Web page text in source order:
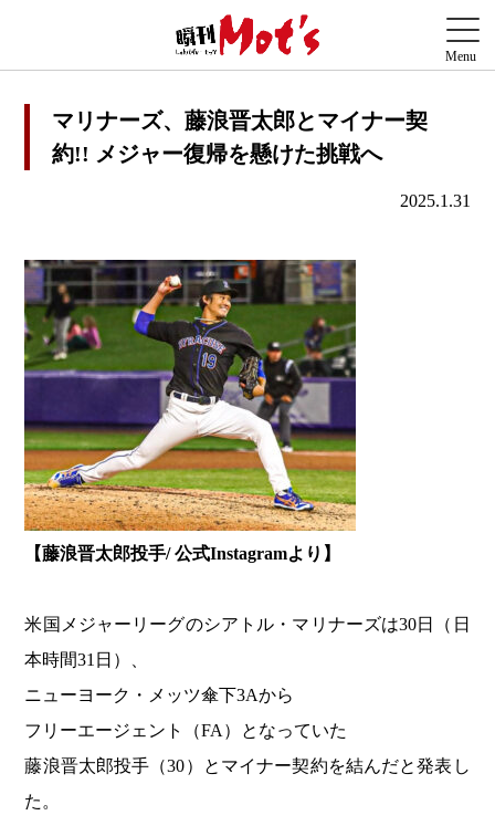
マリナーズ、藤浪晋太郎とマイナー契
約!! メジャー復帰を懸けた挑戦へ
2025.1.31
【藤浪晋太郎投手/ 公式Instagramより】
米国メジャーリーグのシアトル・マリナーズは30日（日
本時間31日）、
ニューヨーク・メッツ傘下3Aから
フリーエージェント（FA）となっていた
藤浪晋太郎投手（30）とマイナー契約を結んだと発表し
た。